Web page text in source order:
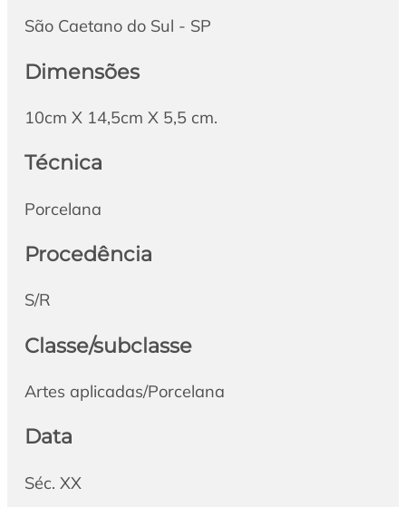
São Caetano do Sul - SP
Dimensões
10cm X 14,5cm X 5,5 cm.
Técnica
Porcelana
Procedência
S/R
Classe/subclasse
Artes aplicadas/Porcelana
Data
Séc. XX